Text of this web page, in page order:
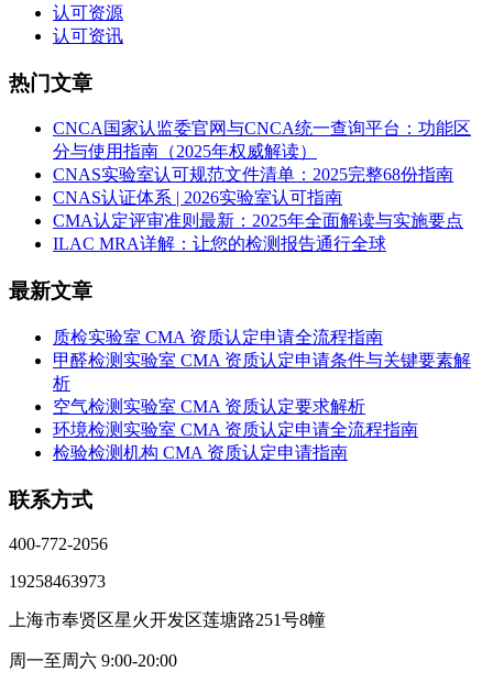
认可资源
认可资讯
热门文章
CNCA国家认监委官网与CNCA统一查询平台：功能区
分与使用指南（2025年权威解读）
CNAS实验室认可规范文件清单：2025完整68份指南
CNAS认证体系 | 2026实验室认可指南
CMA认定评审准则最新：2025年全面解读与实施要点
ILAC MRA详解：让您的检测报告通行全球
最新文章
质检实验室 CMA 资质认定申请全流程指南
甲醛检测实验室 CMA 资质认定申请条件与关键要素解
析
空气检测实验室 CMA 资质认定要求解析
环境检测实验室 CMA 资质认定申请全流程指南
检验检测机构 CMA 资质认定申请指南
联系方式
400-772-2056
19258463973
上海市奉贤区星火开发区莲塘路251号8幢
周一至周六 9:00-20:00